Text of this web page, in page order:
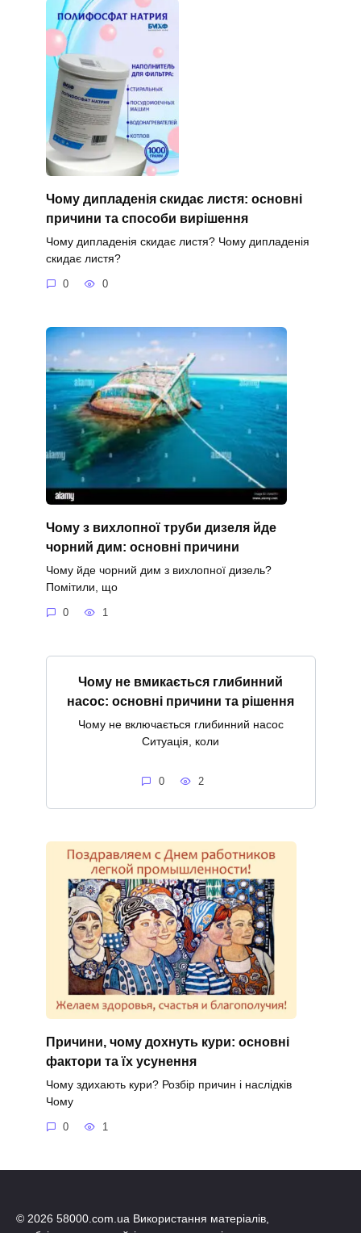
Чому дипладенія скидає листя: основні
причини та способи вирішення
Чому дипладенія скидає листя? Чому дипладенія
скидає листя?
0 0
Чому з вихлопної труби дизеля йде
чорний дим: основні причини
Чому йде чорний дим з вихлопної дизель?
Помітили, що
0 1
Чому не вмикається глибинний
насос: основні причини та рішення
Чому не включається глибинний насос
Ситуація, коли
0 2
Причини, чому дохнуть кури: основні
фактори та їх усунення
Чому здихають кури? Розбір причин і наслідків
Чому
0 1
© 2026 58000.com.ua Використання матеріалів,